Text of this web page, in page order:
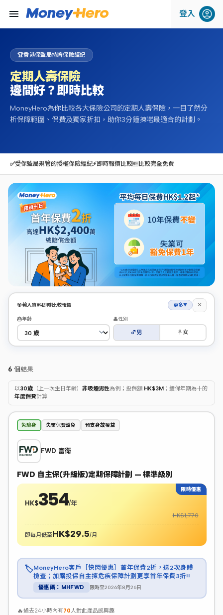
menu 登入
🏆香港保監局持牌保險經紀
定期人壽保險
邊間好？即時比較
MoneyHero為你比較各大保險公司的定期人壽保險，一目了然分
析保障範圍、保費及獨家折扣，助你3分鐘揀啱最適合的計劃。
✅受保監局規管的授權保險經紀⚡即時報價比較🆓比較完全免費
🎯輸入資料即時比較報價 更多▼ ✕
🎂年齡 👤性別
♂男 ♀ 女
6 個結果
以30歲 （上一次生日年齡） 非吸煙男性為例；投保額 HK$3M ；續保年期為十的
年度保費計算
免驗身 失業保費豁免 預支身故權益
FWD 富衛
FWD 自主保(升級版)定期保障計劃 — 標準級別
限時優惠
HK$354/年
HK$1,770
即每月低至HK$29.5/月
🏷️MoneyHero客戶［快閃優惠］首年保費2折，送2次身體
檢查；加購投保自主揀危疾保障計劃更享首年保費3折!!
優惠碼：MHFWD 限時至2026年8月26日
🔥過去24小時內有70人對此產品感興趣